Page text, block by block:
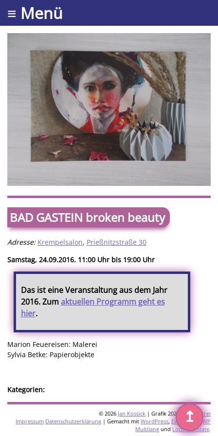
≡ Menü
BAD GASTEIN broken beauty
Adresse: Krempelsalon, Prießnitzstraße 30
Samstag, 24.09.2016. 11:00 Uhr bis 19:00 Uhr
Das ist eine Veranstaltung aus dem Jahr
2016. Zumaktuellen Programm geht es
hier.
Marion Feuereisen: Malerei
Sylvia Betke: Papierobjekte
Kategorien:
© 2026 Jan Kossick | Grafik 2026:
Omani Frei
Impressum Datenschutzerklärung | Gemacht mit WordPress, Eventkrake ,WP
Multilang und Loco Translate.
↥